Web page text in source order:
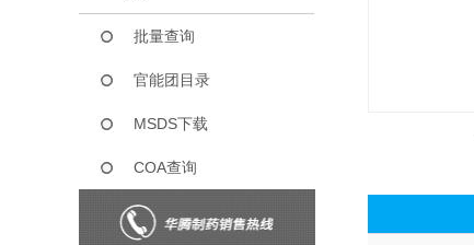
批量查询
官能团目录
MSDS下载
COA查询